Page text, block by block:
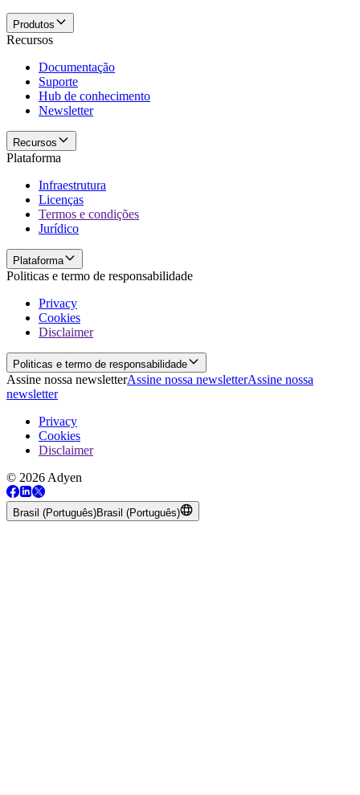
Produtos
Recursos
Documentação
Suporte
Hub de conhecimento
Newsletter
Recursos
Plataforma
Infraestrutura
Licenças
Termos e condições
Jurídico
Plataforma
Politicas e termo de responsabilidade
Privacy
Cookies
Disclaimer
Politicas e termo de responsabilidade
Assine nossa newsletterAssine nossa newsletterAssine nossa
newsletter
Privacy
Cookies
Disclaimer
© 2026 Adyen
Brasil (Português)Brasil (Português)